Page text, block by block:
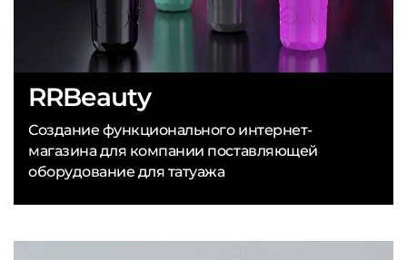
RRBeauty
Создание функционального интернет-
магазина для компании поставляющей
оборудование для татуажа